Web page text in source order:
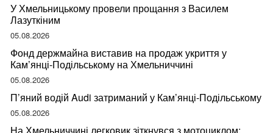
У Хмельницькому провели прощання з Василем
Лазуткіним
05.08.2026
Фонд держмайна виставив на продаж укриття у
Кам’янці-Подільському на Хмельниччині
05.08.2026
П’яний водій Audi затриманий у Кам’янці-Подільському
05.08.2026
На Хмельниччині легковик зіткнувся з мотоциклом: